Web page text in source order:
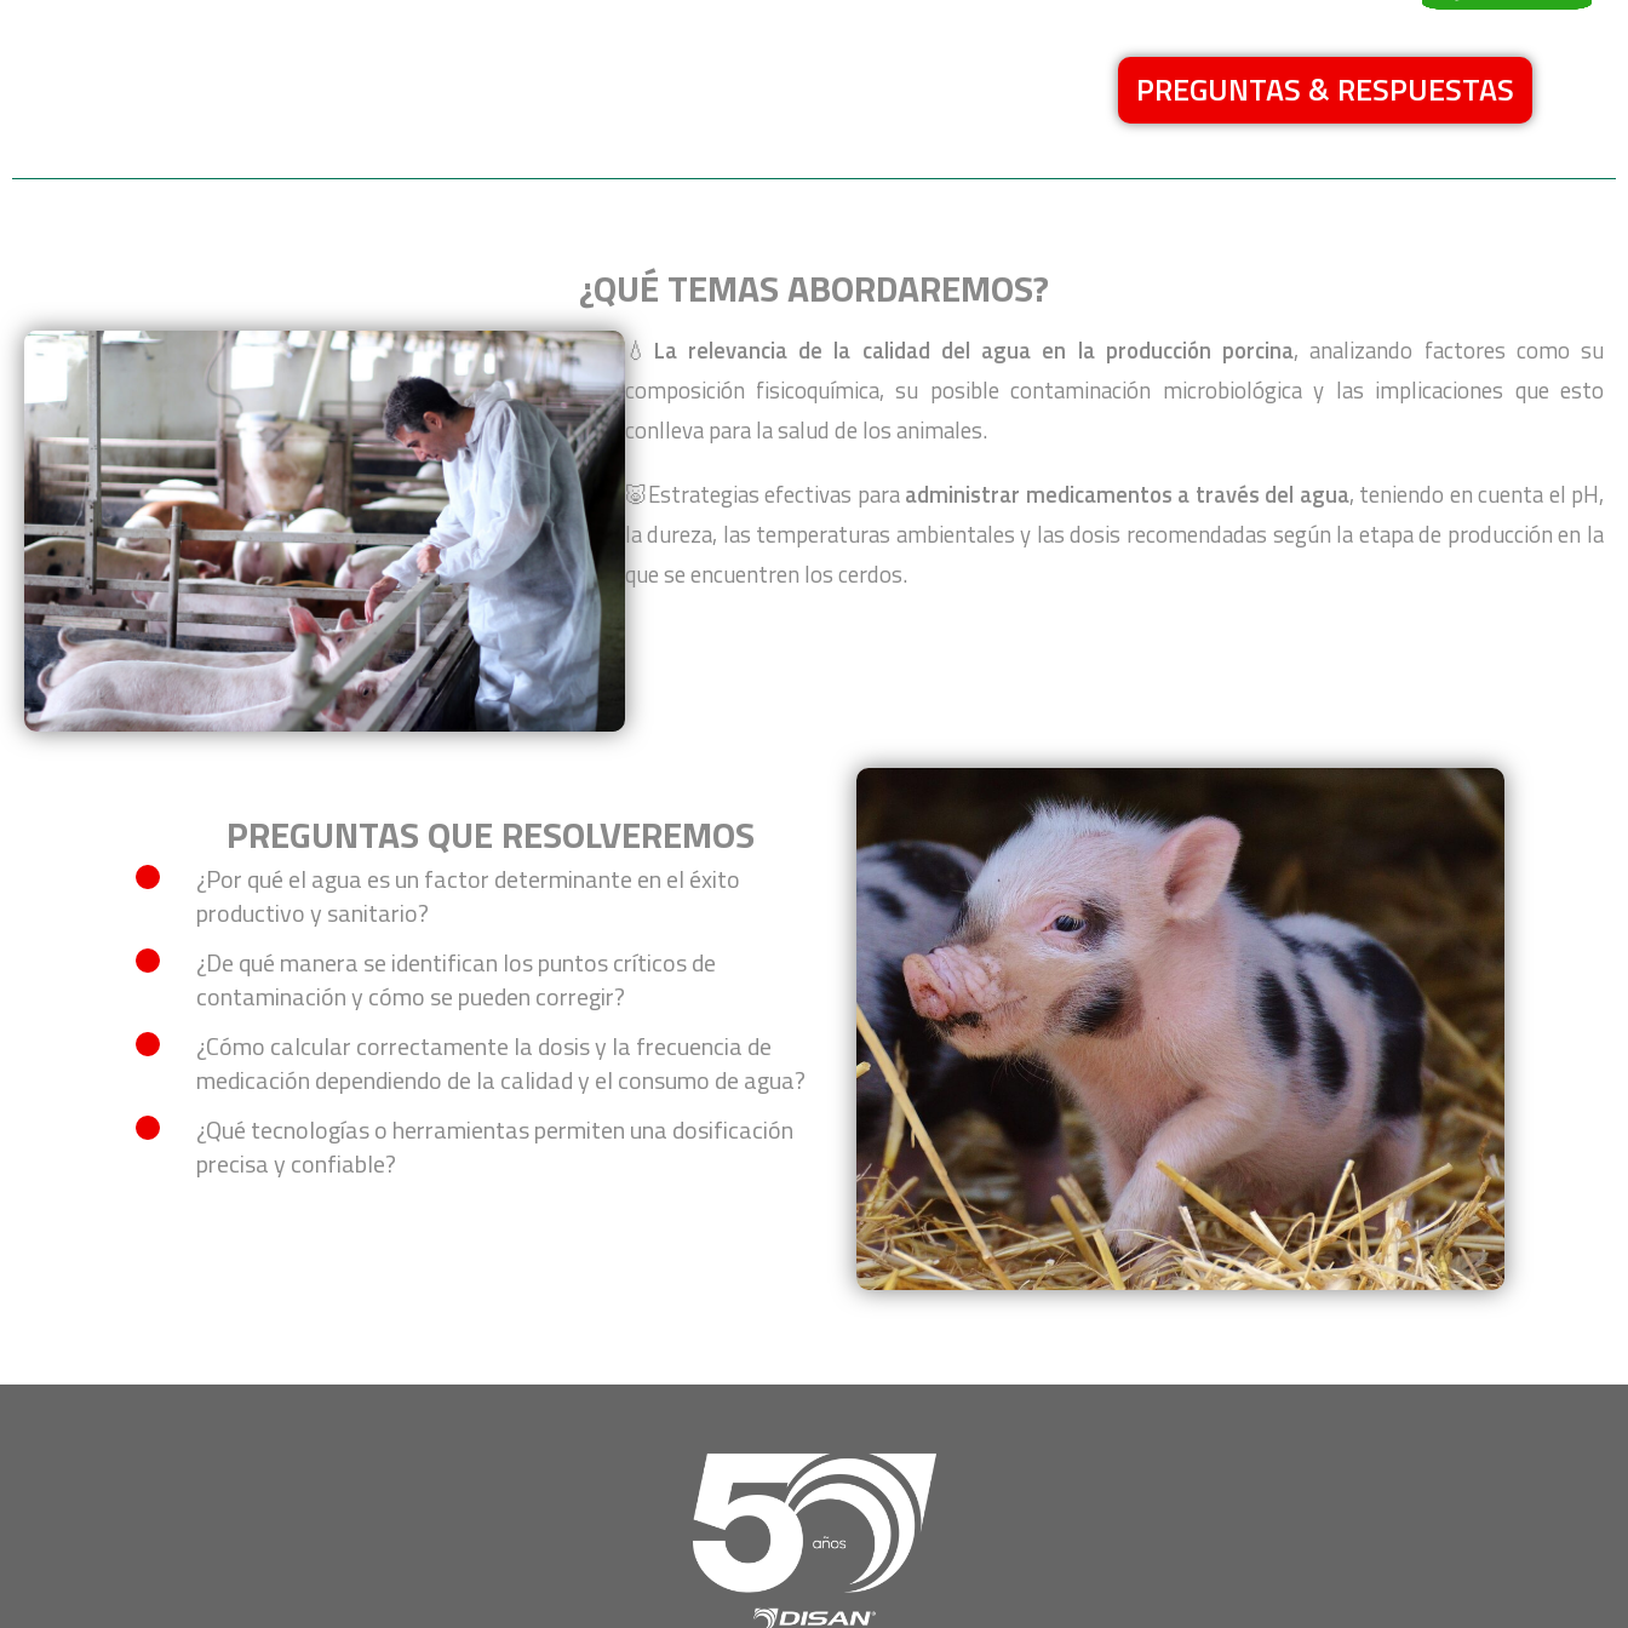
PREGUNTAS & RESPUESTAS
¿QUÉ TEMAS ABORDAREMOS?
💧 La relevancia de la calidad del agua en la producción porcina, analizando factores como su
composición fisicoquímica, su posible contaminación microbiológica y las implicaciones que esto
conlleva para la salud de los animales.
🐷Estrategias efectivas paraadministrar medicamentos a través del agua, teniendo en cuenta el pH,
la dureza, las temperaturas ambientales y las dosis recomendadas según la etapa de producción en la
que se encuentren los cerdos.
PREGUNTAS QUE RESOLVEREMOS
¿Por qué el agua es un factor determinante en el éxito
productivo y sanitario?
¿De qué manera se identifican los puntos críticos de
contaminación y cómo se pueden corregir?
¿Cómo calcular correctamente la dosis y la frecuencia de
medicación dependiendo de la calidad y el consumo de agua?
¿Qué tecnologías o herramientas permiten una dosificación
precisa y confiable?